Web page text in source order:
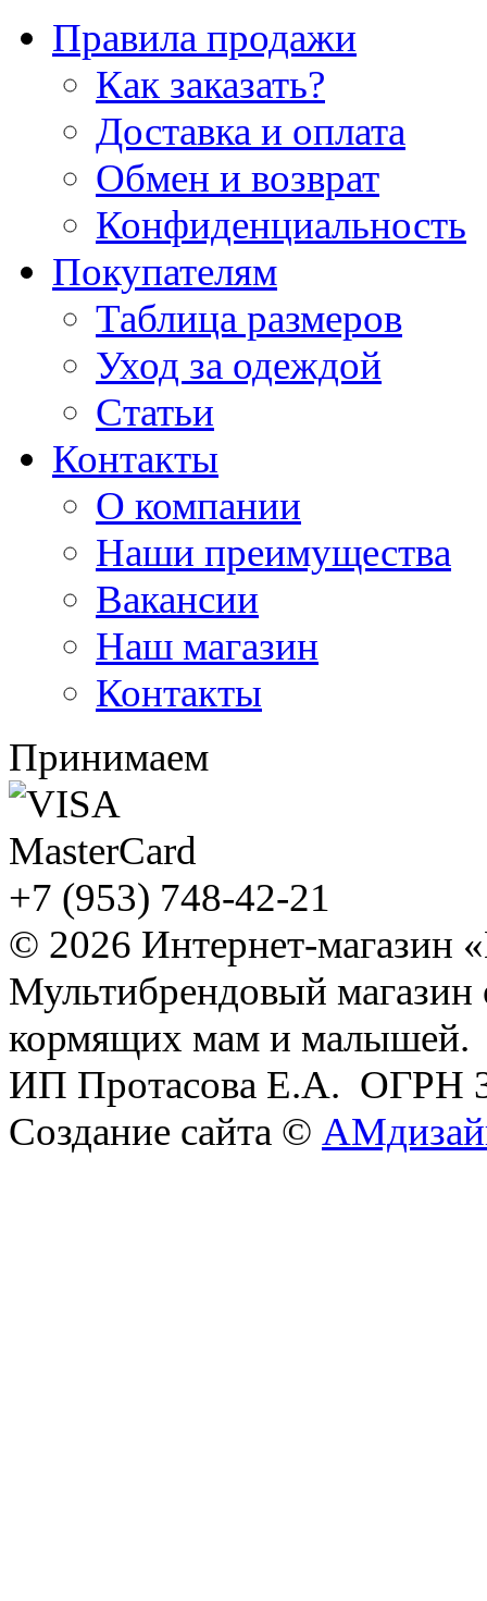
Правила продажи
Как заказать?
Доставка и оплата
Обмен и возврат
Конфиденциальность
Покупателям
Таблица размеров
Уход за одеждой
Статьи
Контакты
О компании
Наши преимущества
Вакансии
Наш магазин
Контакты
Принимаем
+7 (953) 748-42-21
© 2026 Интернет-магазин
Мультибрендовый
кормящих мам и малышей.
ИП Протасова Е.А. ОГРН
Создание сайта ©